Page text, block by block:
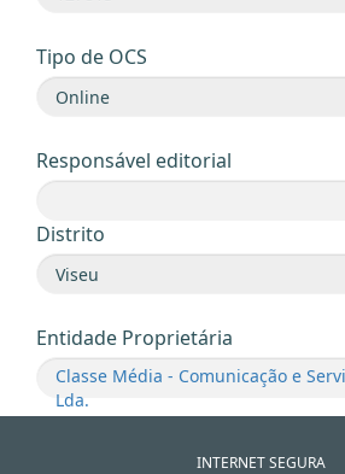
Tipo de OCS
Responsável editorial
Distrito
Entidade Proprietária
Classe Média - Comunicação e
Lda.
INTERNET SEGURA